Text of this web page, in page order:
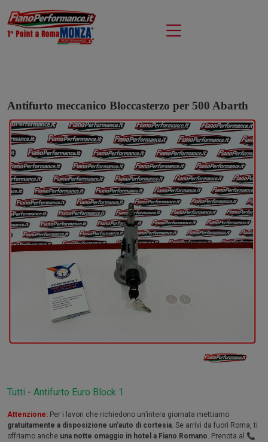
Antifurto meccanico Bloccasterzo per 500 Abarth
Tutti - Antifurto Euro Block 1
Attenzione: Per i lavori che richiedono un’intera giornata mettiamo
gratuitamente a disposizione un’auto di cortesia. Se arrivi da fuori Roma, ti
offriamo anche una notte omaggio in hotel a Fiano Romano. Prenota al 📞